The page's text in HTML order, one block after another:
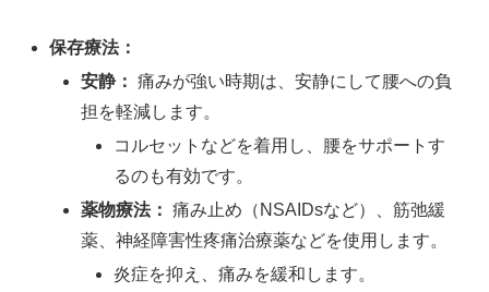
保存療法：
安静： 痛みが強い時期は、安静にして腰への負
担を軽減します。
コルセットなどを着用し、腰をサポートす
るのも有効です。
薬物療法： 痛み止め（NSAIDsなど）、筋弛緩
薬、神経障害性疼痛治療薬などを使用します。
炎症を抑え、痛みを緩和します。